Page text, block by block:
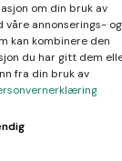
smart
om din bruk av
annonserings- og
kan kombinere den
du har gitt dem
fra din bruk av